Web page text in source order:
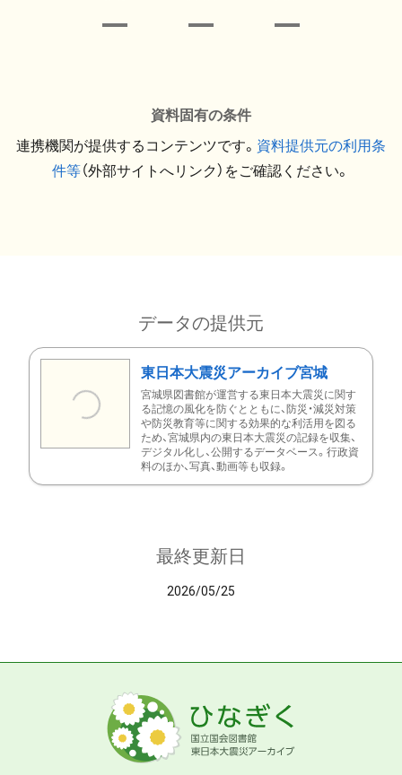
資料固有の条件
連携機関が提供するコンテンツです。 資料提供元の利用条
件等（外部サイトへリンク）をご確認ください。
データの提供元
東日本大震災アーカイブ宮城
宮城県図書館が運営する東日本大震災に関す
る記憶の風化を防ぐとともに、防災・減災対策
や防災教育等に関する効果的な利活用を図る
ため、宮城県内の東日本大震災の記録を収集、
デジタル化し、公開するデータベース。行政資
料のほか、写真、動画等も収録。
最終更新日
2026/05/25